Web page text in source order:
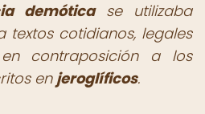
demóticase utilizaba
textos cotidianos, legales
contraposición a los
en jeroglíficos.